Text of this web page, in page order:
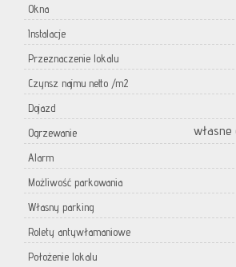
Okna
Instalacje
Przeznaczenie lokalu
Czynsz najmu netto /m2
Dojazd
Ogrzewanie
Alarm
Możliwość parkowania
Własny parking
Rolety antywłamaniowe
Położenie lokalu